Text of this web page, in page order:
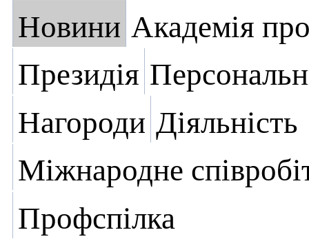
Новини Академія
Президія
Нагороди Діяльність
Міжнародне
Профспілка